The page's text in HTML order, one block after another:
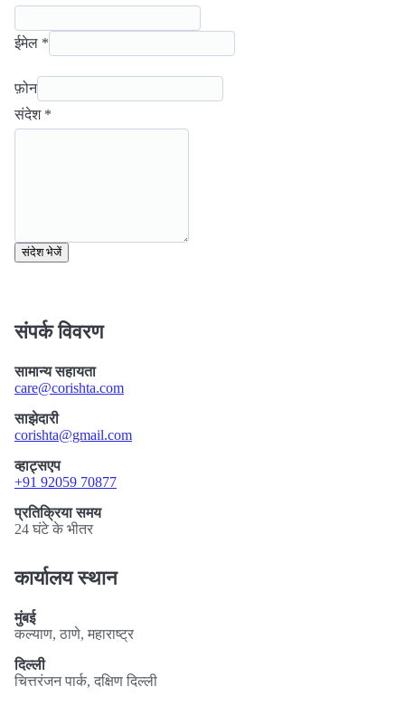
ईमेल *
फ़ोन
संदेश *
संदेश भेजें
संपर्क विवरण
सामान्य सहायता
care@corishta.com
साझेदारी
corishta@gmail.com
व्हाट्सएप
+91 92059 70877
प्रतिक्रिया समय
24 घंटे के भीतर
कार्यालय स्थान
मुंबई
कल्याण, ठाणे, महाराष्ट्र
दिल्ली
चित्तरंजन पार्क, दक्षिण दिल्ली